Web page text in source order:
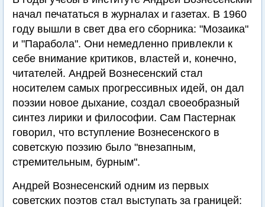
начал печататься в журналах и газетах. В 1960
году вышли в свет два его сборника: "Мозаика"
и "Парабола". Они немедленно привлекли к
себе внимание критиков, властей и, конечно,
читателей. Андрей Вознесенский стал
носителем самых прогрессивных идей, он дал
поэзии новое дыхание, создал своеобразный
синтез лирики и философии. Сам Пастернак
говорил, что вступление Вознесенского в
советскую поэзию было "внезапным,
стремительным, бурным".
Андрей Вознесенский одним из первых
советских поэтов стал выступать за границей: